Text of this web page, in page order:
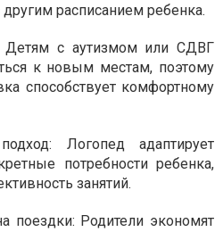
расписанием ребенка.
Детям с аутизмом или СДВГ
к новым местам, поэтому
способствует комфортному
Логопед адаптирует
потребности ребенка,
занятий.
поездки: Родители экономят